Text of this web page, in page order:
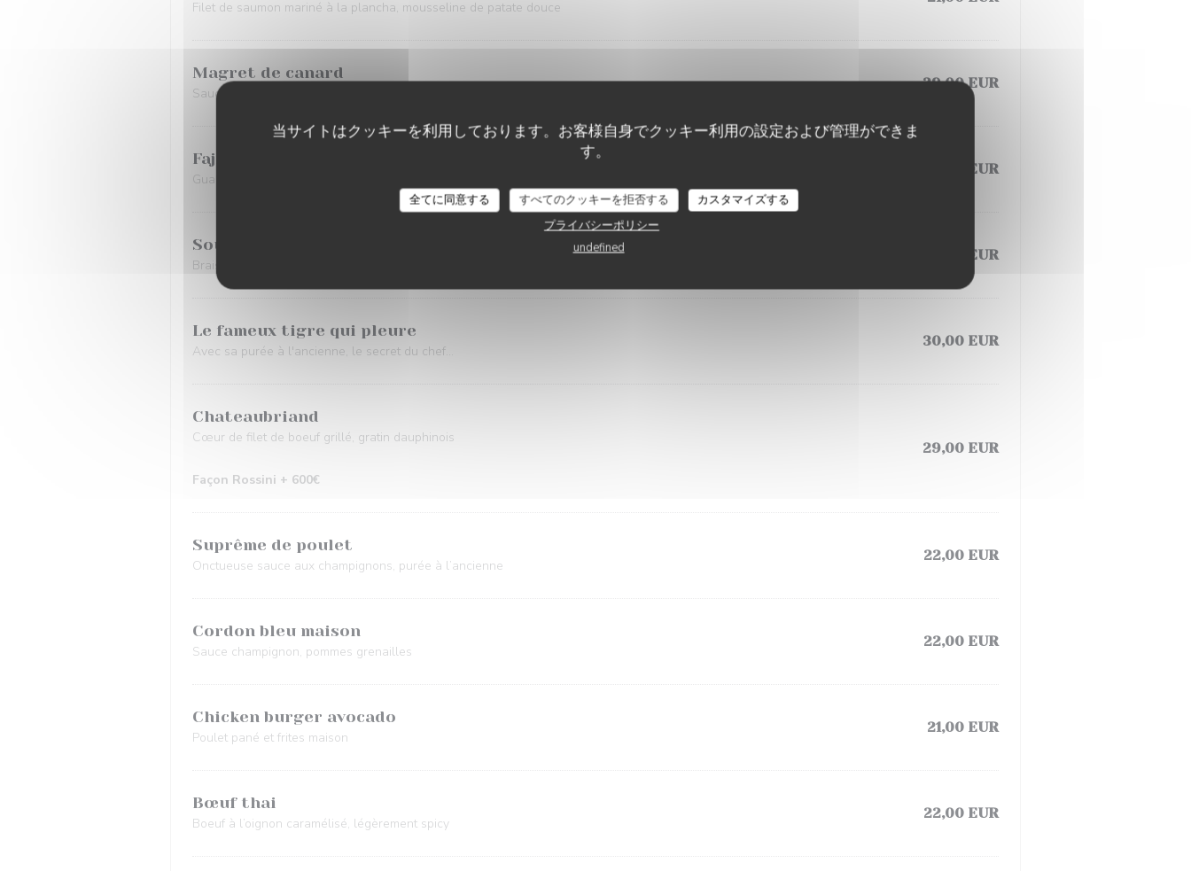
当サイトはクッキーを利用しております。お客様自身でクッキー利用の設定および管理ができま
す。
全てに同意する すべてのクッキーを拒否する
カスタマイズする
プライバシーポリシー
undefined
Filet de saumon mariné à la plancha, mousseline de patate douce
Magret de canard
Sauce miel et soja, pommes grenailles
29,00 EUR
Fajitas au poulet
Guacamole, Féta accompagnée de frites maison
20,00 EUR
Souris d’agneau
Braisée au thym, mousseline de patate douce
27,00 EUR
Le fameux tigre qui pleure
Avec sa purée à l'ancienne, le secret du chef...
30,00 EUR
Chateaubriand
Cœur de filet de boeuf grillé, gratin dauphinois
Façon Rossini + 600€
29,00 EUR
Suprême de poulet
Onctueuse sauce aux champignons, purée à l’ancienne
22,00 EUR
Cordon bleu maison
Sauce champignon, pommes grenailles
22,00 EUR
Chicken burger avocado
Poulet pané et frites maison
21,00 EUR
Bœuf thai
Boeuf à l’oignon caramélisé, légèrement spicy
22,00 EUR